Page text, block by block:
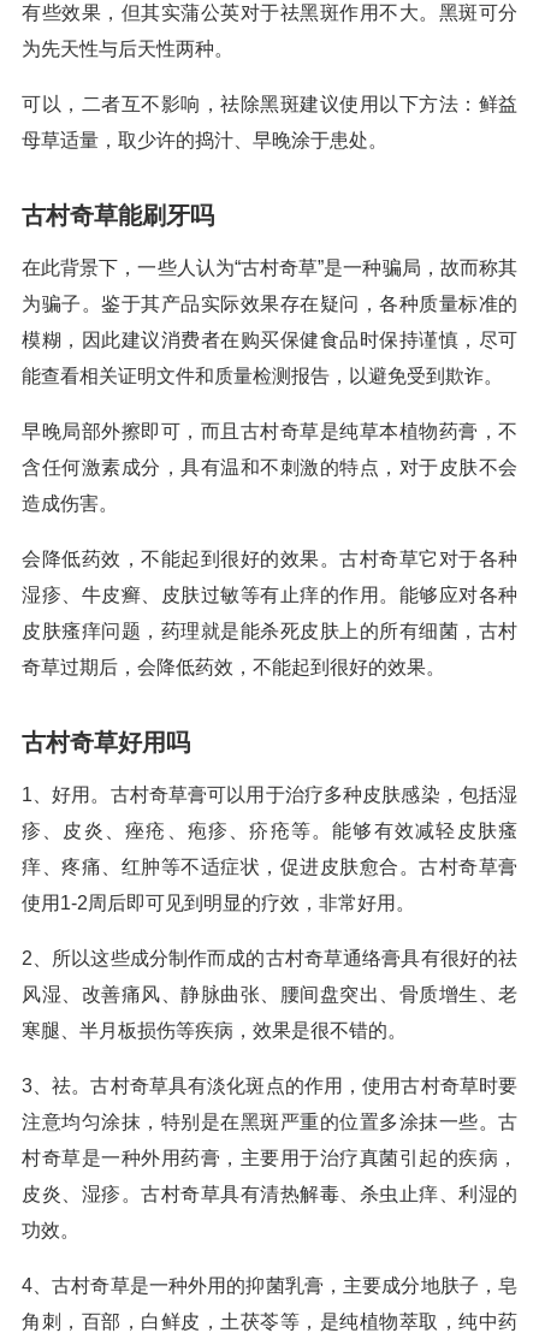
有些效果，但其实蒲公英对于祛黑斑作用不大。黑斑可分
为先天性与后天性两种。
可以，二者互不影响，祛除黑斑建议使用以下方法：鲜益
母草适量，取少许的捣汁、早晚涂于患处。
古村奇草能刷牙吗
在此背景下，一些人认为“古村奇草”是一种骗局，故而称其
为骗子。鉴于其产品实际效果存在疑问，各种质量标准的
模糊，因此建议消费者在购买保健食品时保持谨慎，尽可
能查看相关证明文件和质量检测报告，以避免受到欺诈。
早晚局部外擦即可，而且古村奇草是纯草本植物药膏，不
含任何激素成分，具有温和不刺激的特点，对于皮肤不会
造成伤害。
会降低药效，不能起到很好的效果。古村奇草它对于各种
湿疹、牛皮癣、皮肤过敏等有止痒的作用。能够应对各种
皮肤瘙痒问题，药理就是能杀死皮肤上的所有细菌，古村
奇草过期后，会降低药效，不能起到很好的效果。
古村奇草好用吗
1、好用。古村奇草膏可以用于治疗多种皮肤感染，包括湿
疹、皮炎、痤疮、疱疹、疥疮等。能够有效减轻皮肤瘙
痒、疼痛、红肿等不适症状，促进皮肤愈合。古村奇草膏
使用1-2周后即可见到明显的疗效，非常好用。
2、所以这些成分制作而成的古村奇草通络膏具有很好的祛
风湿、改善痛风、静脉曲张、腰间盘突出、骨质增生、老
寒腿、半月板损伤等疾病，效果是很不错的。
3、祛。古村奇草具有淡化斑点的作用，使用古村奇草时要
注意均匀涂抹，特别是在黑斑严重的位置多涂抹一些。古
村奇草是一种外用药膏，主要用于治疗真菌引起的疾病，
皮炎、湿疹。古村奇草具有清热解毒、杀虫止痒、利湿的
功效。
4、古村奇草是一种外用的抑菌乳膏，主要成分地肤子，皂
角刺，百部，白鲜皮，土茯苓等，是纯植物萃取，纯中药